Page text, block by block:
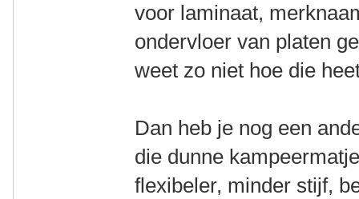
voor laminaat,
ondervloer van platen
weet zo niet hoe die
Dan heb je nog een
die dunne
flexibeler, minder stijf,